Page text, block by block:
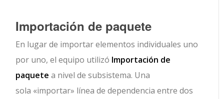
Importación de paquete
En lugar de importar elementos individuales uno
por uno, el equipo utilizó Importación de
paquete a nivel de subsistema. Una
sola «importar» línea de dependencia entre dos